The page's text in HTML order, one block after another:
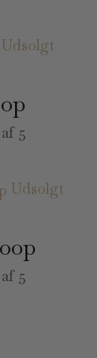
Udsolgt
5
Udsolgt
5